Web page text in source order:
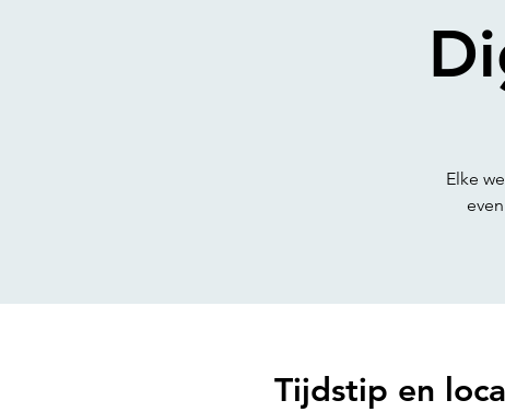
Elke
Tijdstip en